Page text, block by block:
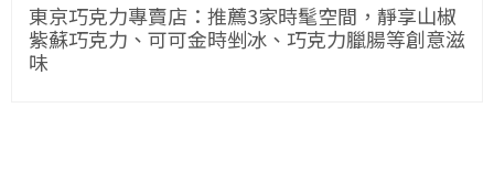
東京巧克力專賣店：推薦3家時髦空間，靜享山椒
紫蘇巧克力、可可金時剉冰、巧克力臘腸等創意滋
味